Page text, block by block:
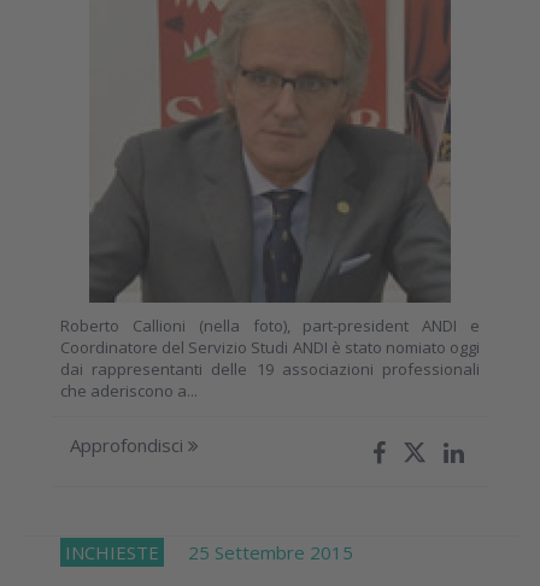
Roberto Callioni (nella foto), part-president ANDI e
Coordinatore del Servizio Studi ANDI è stato nomiato oggi
dai rappresentanti delle 19 associazioni professionali
che aderiscono a...
Approfondisci
INCHIESTE 25 Settembre 2015